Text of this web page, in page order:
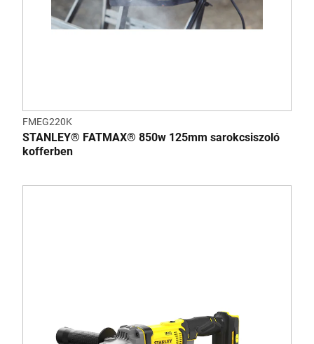
FMEG220K
STANLEY® FATMAX® 850w 125mm sarokcsiszoló
kofferben